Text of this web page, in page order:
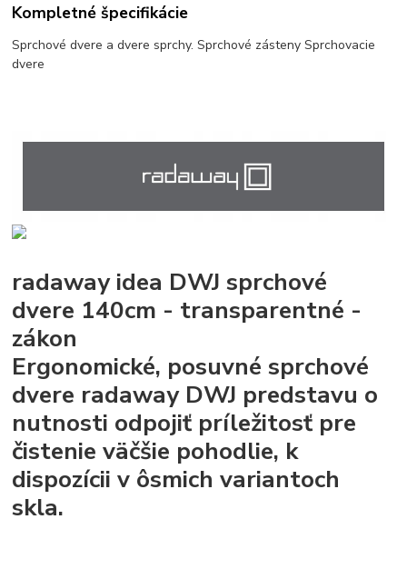
Kompletné špecifikácie
Sprchové dvere a dvere sprchy. Sprchové zásteny Sprchovacie
dvere
radaway idea DWJ sprchové
dvere 140cm - transparentné -
zákon
Ergonomické, posuvné sprchové
dvere radaway DWJ predstavu o
nutnosti odpojiť príležitosť pre
čistenie väčšie pohodlie, k
dispozícii v ôsmich variantoch
skla.